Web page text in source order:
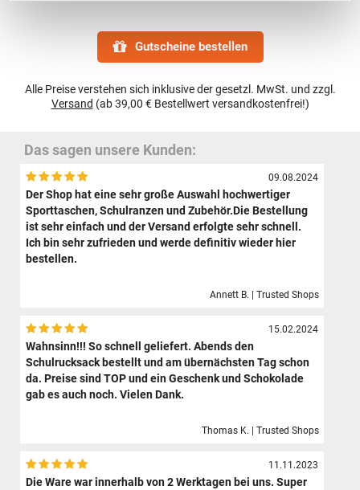
Gutscheine bestellen
Alle Preise verstehen sich inklusive der gesetzl. MwSt. und zzgl.
Versand (ab 39,00 € Bestellwert versandkostenfrei!)
Das sagen unsere Kunden:
09.08.2024
Der Shop hat eine sehr große Auswahl hochwertiger
Sporttaschen, Schulranzen und Zubehör.Die Bestellung
ist sehr einfach und der Versand erfolgte sehr schnell.
Ich bin sehr zufrieden und werde definitiv wieder hier
bestellen.
Annett B. | Trusted Shops
15.02.2024
Wahnsinn!!! So schnell geliefert. Abends den
Schulrucksack bestellt und am übernächsten Tag schon
da. Preise sind TOP und ein Geschenk und Schokolade
gab es auch noch. Vielen Dank.
Thomas K. | Trusted Shops
11.11.2023
Die Ware war innerhalb von 2 Werktagen bei uns. Super